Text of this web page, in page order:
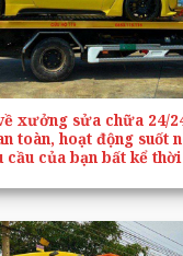
xưởng sửa chữa 24/
toàn, hoạt động suốt
cầu của bạn bất kể